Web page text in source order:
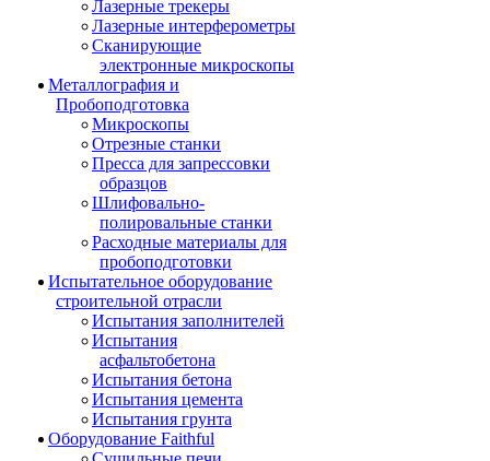
Лазерные трекеры
Лазерные интерферометры
Сканирующие
электронные микроскопы
Металлография и
Пробоподготовка
Микроскопы
Отрезные станки
Пресса для запрессовки
образцов
Шлифовально-
полировальные станки
Расходные материалы для
пробоподготовки
Испытательное оборудование
строительной отрасли
Испытания заполнителей
Испытания
асфальтобетона
Испытания бетона
Испытания цемента
Испытания грунта
Оборудование Faithful